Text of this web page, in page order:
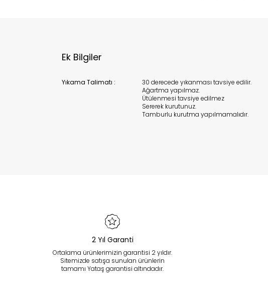
Ek Bilgiler
Yıkama Talimatı :
30 derecede yıkanması tavsiye edilir.
Ağartma yapılmaz.
Ütülenmesi tavsiye edilmez
Sererek kurutunuz.
Tamburlu kurutma yapılmamalıdır.
2 Yıl Garanti
Ortalama ürünlerimizin garantisi 2 yıldır.
Sitemizde satışa sunulan ürünlerin
tamamı Yataş garantisi altındadır.